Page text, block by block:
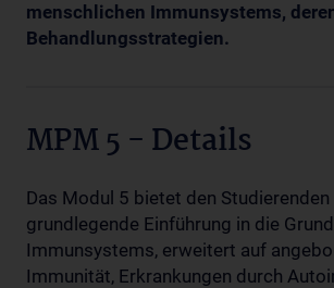
menschlichen Immunsystems,
Behandlungsstrategien.
MPM 5 - Details
Das Modul 5 bietet den Studierenden
grundlegende Einführung in die
Immunsystems, erweitert auf
Immunität, Erkrankungen durch